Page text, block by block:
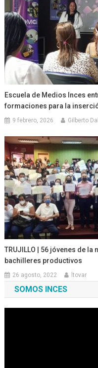
Escuela de Medios Inces
formaciones para la
9 febrero, 2026 Gilberto
TRUJILLO | 56 jóvenes de
bachilleres productivos
26 agosto, 2022 ltovar
SOMOS INCES